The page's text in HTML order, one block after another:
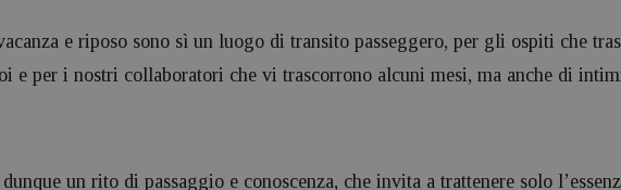
e riposo sono sì un luogo di transito passeggero, per gli ospiti che
e per i nostri collaboratori che vi trascorrono alcuni mesi, ma anche di
un rito di passaggio e conoscenza, che invita a trattenere solo